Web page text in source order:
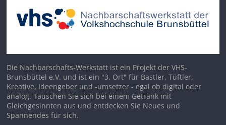
Die Nachbarschafts-Werkstatt ist ein Projekt der VHS-
Brunsbüttel e.V. und ist ein "3. Ort" für Bastler, Tüftler,
Kreative, Ideengeber und -umsetzer - egal ob digital oder
analog. Tauschen Sie sich bei einem Getränk mit
Gleichgesinnten aus und entdecken Sie Neues und
Spannendes für sich.